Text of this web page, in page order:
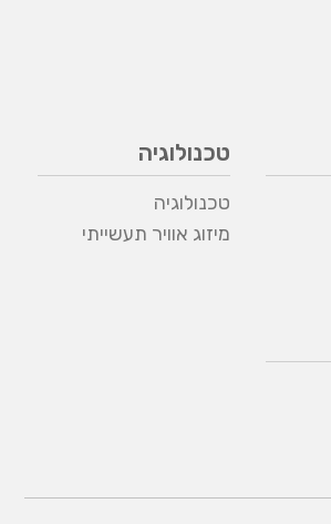
טכנולוגיה
טכנולוגיה
מיזוג אוויר תעשייתי